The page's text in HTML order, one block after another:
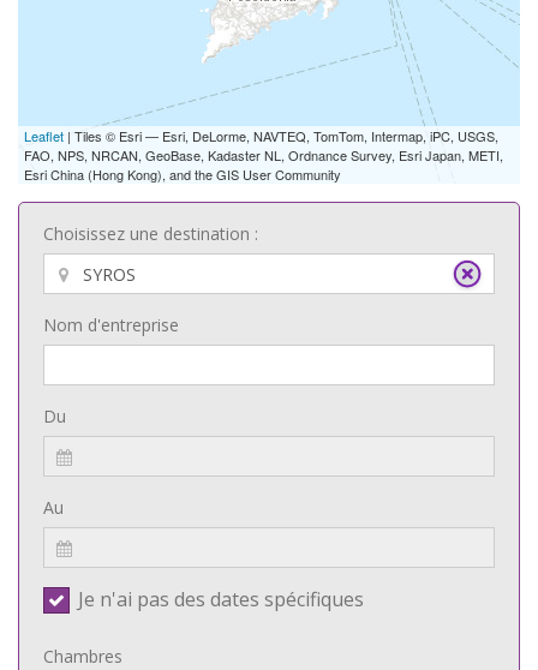
Leaflet | Tiles © Esri — Esri, DeLorme, NAVTEQ, TomTom, Intermap, iPC, USGS,
FAO, NPS, NRCAN, GeoBase, Kadaster NL, Ordnance Survey, Esri Japan, METI,
Esri China (Hong Kong), and the GIS User Community
Choisissez une destination :
Nom d'entreprise
Du
Au
Je n'ai pas des dates spécifiques
Chambres